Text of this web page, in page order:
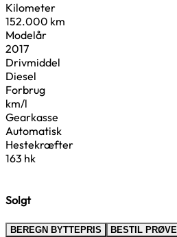
Kilometer
152.000 km
Modelår
2017
Drivmiddel
Diesel
Forbrug
km/l
Gearkasse
Automatisk
Hestekræfter
163 hk
Solgt
BEREGN BYTTEPRIS BESTIL